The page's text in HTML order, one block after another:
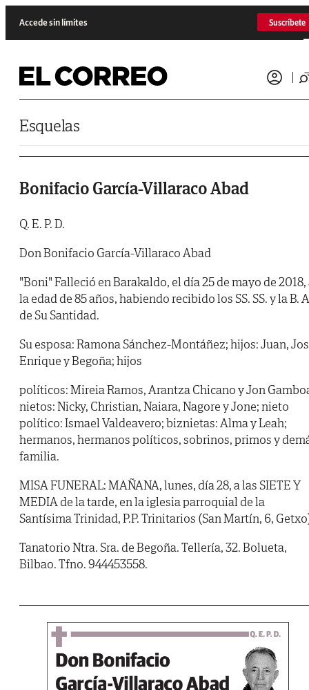
Accede sin límites Suscríbete
Esquelas
Bonifacio García-Villaraco Abad
Q. E. P. D.
Don Bonifacio García-Villaraco Abad
"Boni" Falleció en Barakaldo, el día 25 de mayo de 2018,
la edad de 85 años, habiendo recibido los SS. SS. y la B.
de Su Santidad.
Su esposa: Ramona Sánchez-Montáñez; hijos: Juan,
Enrique y Begoña; hijos
políticos: Mireia Ramos, Arantza Chicano y Jon
nietos: Nicky, Christian, Naiara, Nagore y Jone; nieto
político: Ismael Valdeavero; biznietas: Alma y Leah;
hermanos, hermanos políticos, sobrinos, primos y
familia.
MISA FUNERAL: MAÑANA, lunes, día 28, a las SIETE Y
MEDIA de la tarde, en la iglesia parroquial de la
Santísima Trinidad, P.P. Trinitarios (San Martín, 6,
Tanatorio Ntra. Sra. de Begoña. Tellería, 32. Bolueta,
Bilbao. Tfno. 944453558.